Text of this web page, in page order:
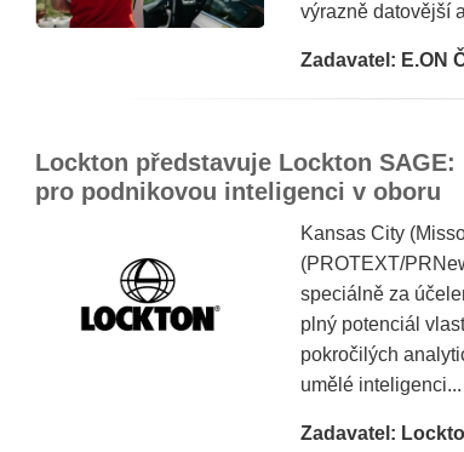
výrazně datovější
Zadavatel: E.ON
Lockton představuje Lockton
pro podnikovou inteligenci v oboru
Kansas City
(PROTEXT/
speciálně za
plný potenciál
pokročilých
umělé inteligenci...
Zadavatel: